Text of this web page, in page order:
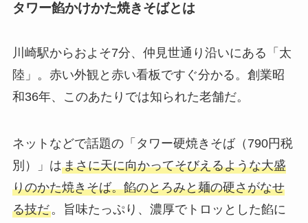
タワー餡かけかた焼きそばとは
川崎駅からおよそ7分、仲見世通り沿いにある「太
陸」。赤い外観と赤い看板ですぐ分かる。創業昭
和36年、このあたりでは知られた老舗だ。
ネットなどで話題の「タワー硬焼きそば（790円税
別）」はまさに天に向かってそびえるような大盛
りのかた焼きそば。餡のとろみと麺の硬さがなせ
る技だ。旨味たっぷり、濃厚でトロッとした餡に